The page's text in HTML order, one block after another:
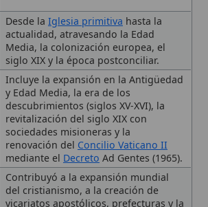
y Edad Media, la era de los
descubrimientos (siglos XV-XVI), la
revitalización del siglo XIX con
sociedades misioneras y la
renovación delConcilio Vaticano II
mediante elDecretoAd Gentes (1965).
Contribuyó a la expansión mundial
del cristianismo, a la creación de
vicariatos apostólicos, prefecturas y la
Congregación para la Evangelización
de los Pueblos
Expresa la naturaleza misionera
inherente a la Iglesia y su llamado
universal a evangelizar todas las
gentes.